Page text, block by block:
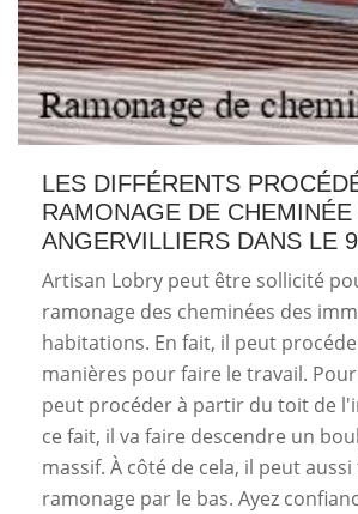
LES DIFFÉRENTS
RAMONAGE DE CHEMINÉE
ANGERVILLIERS DANS LE
Artisan Lobry peut être sollicité
ramonage des cheminées des
habitations. En fait, il peut
manières pour faire le travail.
peut procéder à partir du toit de
ce fait, il va faire descendre un
massif. À côté de cela, il peut aussi
ramonage par le bas. Ayez